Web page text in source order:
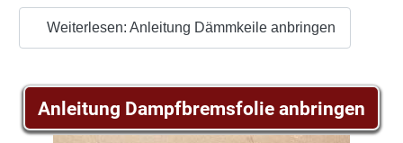
Weiterlesen: Anleitung Dämmkeile anbringen
Anleitung Dampfbremsfolie anbringen